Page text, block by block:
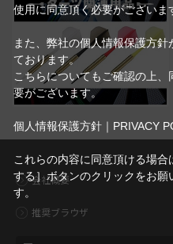
会社概要
推奨ブラウザ
使用に同意頂く必要がございま
また、弊社の個人情報保護方針
ております。
こちらについてもご確認の上、
要がございます。
個人情報保護方針｜PRIVACY
これらの内容に同意頂ける場合
する］ボタンのクリックをお願
す。